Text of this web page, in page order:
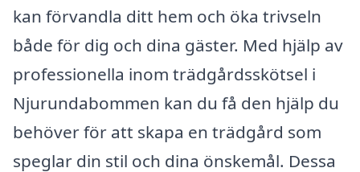
kan förvandla ditt hem och öka trivseln
både för dig och dina gäster. Med hjälp av
professionella inom trädgårdsskötsel i
Njurundabommen kan du få den hjälp du
behöver för att skapa en trädgård som
speglar din stil och dina önskemål. Dessa